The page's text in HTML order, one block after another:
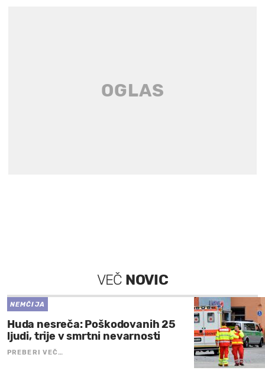
VEČ NOVIC
NEMČIJA
Huda nesreča: Poškodovanih 25
ljudi, trije v smrtni nevarnosti
PREBERI VEČ…